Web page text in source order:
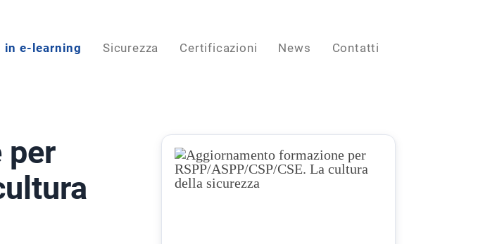
in e-learning Sicurezza Certificazioni News Contatti
per